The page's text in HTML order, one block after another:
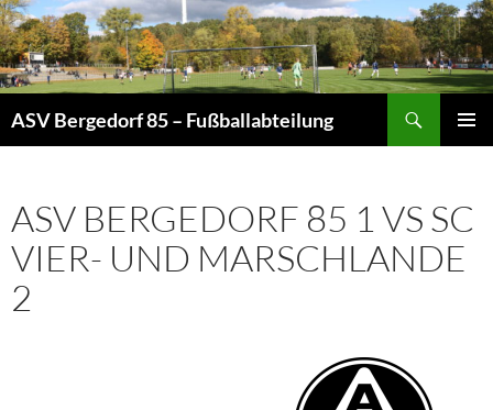
Zum
Inhalt
springen
ASV Bergedorf 85 – Fußballabteilung
ASV BERGEDORF 85 1 VS SC
VIER- UND MARSCHLANDE
2